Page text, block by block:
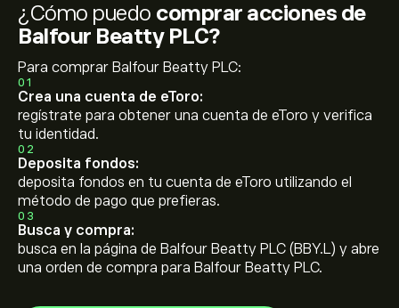
¿Cómo puedo comprar acciones de
Balfour Beatty PLC?
Para comprar Balfour Beatty PLC:
01
Crea una cuenta de eToro:
regístrate para obtener una cuenta de eToro y verifica
tu identidad.
02
Deposita fondos:
deposita fondos en tu cuenta de eToro utilizando el
método de pago que prefieras.
03
Busca y compra:
busca en la página de Balfour Beatty PLC (BBY.L) y abre
una orden de compra para Balfour Beatty PLC.